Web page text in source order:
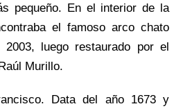
pequeño. En el interior de la
el famoso arco chato
luego restaurado por el
Murillo.
Data del año 1673 y